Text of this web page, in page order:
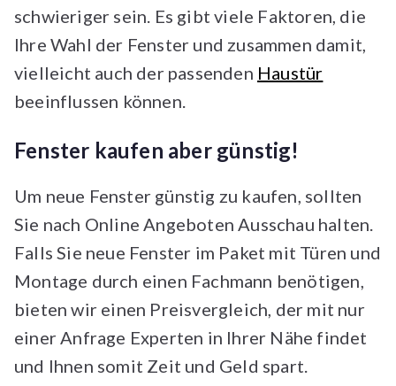
schwieriger sein. Es gibt viele Faktoren, die
Ihre Wahl der Fenster und zusammen damit,
vielleicht auch der passenden Haustür
beeinflussen können.
Fenster kaufen aber günstig!
Um neue Fenster günstig zu kaufen, sollten
Sie nach Online Angeboten Ausschau halten.
Falls Sie neue Fenster im Paket mit Türen und
Montage durch einen Fachmann benötigen,
bieten wir einen Preisvergleich, der mit nur
einer Anfrage Experten in Ihrer Nähe findet
und Ihnen somit Zeit und Geld spart.